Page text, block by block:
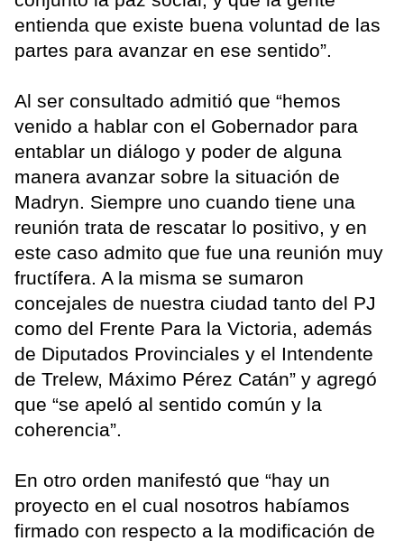
entienda que existe buena voluntad de las
partes para avanzar en ese sentido”.
Al ser consultado admitió que “hemos
venido a hablar con el Gobernador para
entablar un diálogo y poder de alguna
manera avanzar sobre la situación de
Madryn. Siempre uno cuando tiene una
reunión trata de rescatar lo positivo, y en
este caso admito que fue una reunión muy
fructífera. A la misma se sumaron
concejales de nuestra ciudad tanto del PJ
como del Frente Para la Victoria, además
de Diputados Provinciales y el Intendente
de Trelew, Máximo Pérez Catán” y agregó
que “se apeló al sentido común y la
coherencia”.
En otro orden manifestó que “hay un
proyecto en el cual nosotros habíamos
firmado con respecto a la modificación de